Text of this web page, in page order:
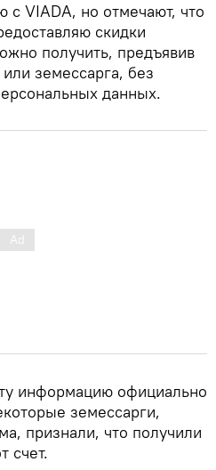
с VIADA, но отмечают, что
скидки
получить, предъявив
земессарга, без
данных.
информацию официально
земессарги,
признали, что получили
счет.